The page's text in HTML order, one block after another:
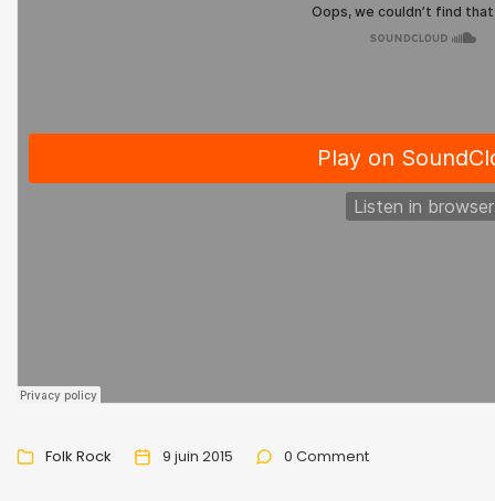
Folk Rock 9 juin 2015 0 Comment